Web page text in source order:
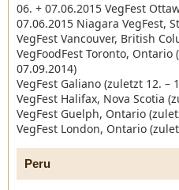
06. + 07.06.2015 VegFest
07.06.2015 Niagara VegFest,
VegFest Vancouver, British
VegFoodFest Toronto, Ontario
07.09.2014)
VegFest Galiano (zuletzt 12. –
VegFest Halifax, Nova Scotia
VegFest Guelph, Ontario
VegFest London, Ontario
Peru